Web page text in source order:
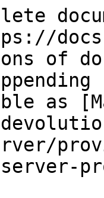
of
as